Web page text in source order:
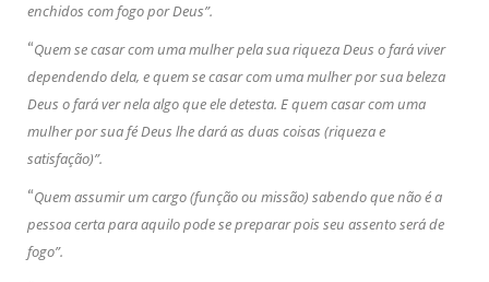
enchidos com fogo por Deus”.
“Quem se casar com uma mulher pela sua riqueza Deus o fará viver
dependendo dela, e quem se casar com uma mulher por sua beleza
Deus o fará ver nela algo que ele detesta. E quem casar com uma
mulher por sua fé Deus lhe dará as duas coisas (riqueza e
satisfação)”.
“Quem assumir um cargo (função ou missão) sabendo que não é a
pessoa certa para aquilo pode se preparar pois seu assento será de
fogo”.